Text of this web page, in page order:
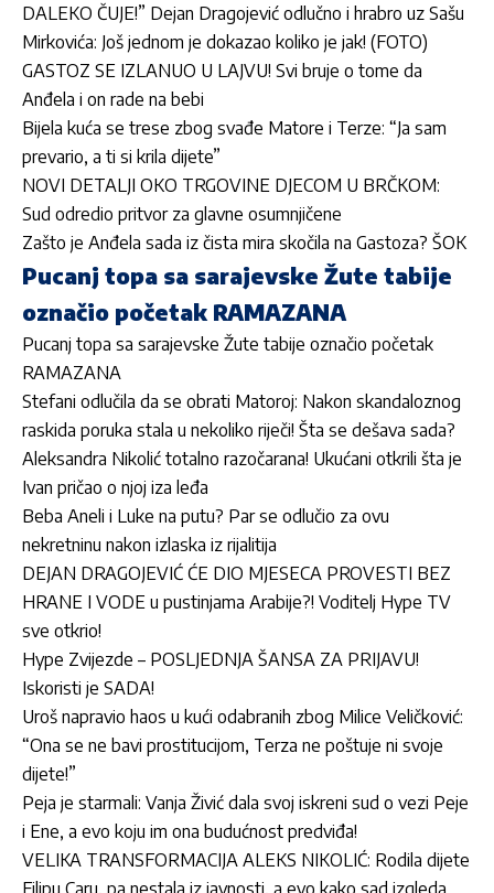
DALEKO ČUJE!” Dejan Dragojević odlučno i hrabro uz Sašu
Mirkovića: Još jednom je dokazao koliko je jak! (FOTO)
GASTOZ SE IZLANUO U LAJVU! Svi bruje o tome da
Anđela i on rade na bebi
Bijela kuća se trese zbog svađe Matore i Terze: “Ja sam
prevario, a ti si krila dijete”
NOVI DETALJI OKO TRGOVINE DJECOM U BRČKOM:
Sud odredio pritvor za glavne osumnjičene
Zašto je Anđela sada iz čista mira skočila na Gastoza? ŠOK
Pucanj topa sa sarajevske Žute tabije
označio početak RAMAZANA
Pucanj topa sa sarajevske Žute tabije označio početak
RAMAZANA
Stefani odlučila da se obrati Matoroj: Nakon skandaloznog
raskida poruka stala u nekoliko riječi! Šta se dešava sada?
Aleksandra Nikolić totalno razočarana! Ukućani otkrili šta je
Ivan pričao o njoj iza leđa
Beba Aneli i Luke na putu? Par se odlučio za ovu
nekretninu nakon izlaska iz rijalitija
DEJAN DRAGOJEVIĆ ĆE DIO MJESECA PROVESTI BEZ
HRANE I VODE u pustinjama Arabije?! Voditelj Hype TV
sve otkrio!
Hype Zvijezde – POSLJEDNJA ŠANSA ZA PRIJAVU!
Iskoristi je SADA!
Uroš napravio haos u kući odabranih zbog Milice Veličković:
“Ona se ne bavi prostitucijom, Terza ne poštuje ni svoje
dijete!”
Peja je starmali: Vanja Živić dala svoj iskreni sud o vezi Peje
i Ene, a evo koju im ona budućnost predviđa!
VELIKA TRANSFORMACIJA ALEKS NIKOLIĆ: Rodila dijete
Filipu Caru, pa nestala iz javnosti, a evo kako sad izgleda